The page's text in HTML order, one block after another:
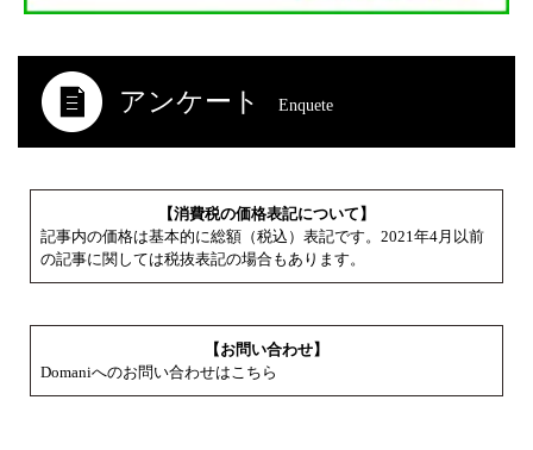
アンケート Enquete
【消費税の価格表記について】
記事内の価格は基本的に総額（税込）表記です。2021年4月以前
の記事に関しては税抜表記の場合もあります。
【お問い合わせ】
Domaniへのお問い合わせはこちら